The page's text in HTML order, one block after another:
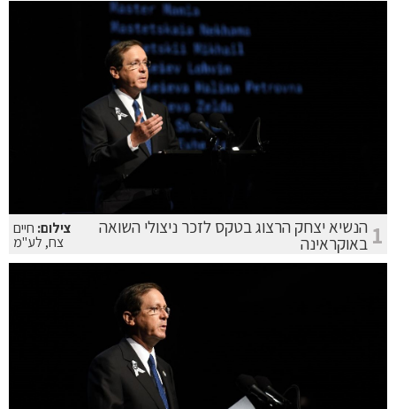
1 הנשיא יצחק הרצוג בטקס לזכר ניצולי השואה
באוקראינה
צילום: חיים
צח, לע"מ